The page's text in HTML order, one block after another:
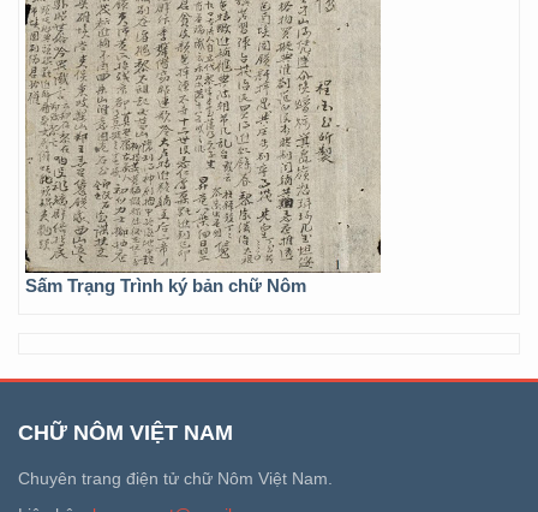
Sấm Trạng Trình ký bản chữ Nôm
CHỮ NÔM VIỆT NAM
Chuyên trang điện tử chữ Nôm Việt Nam.